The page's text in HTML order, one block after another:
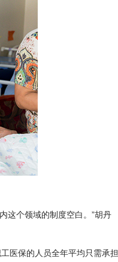
这个领域的制度空白。”胡丹
医保的人员全年平均只需承担